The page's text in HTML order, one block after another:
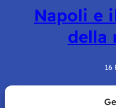
Napoli e
della
16